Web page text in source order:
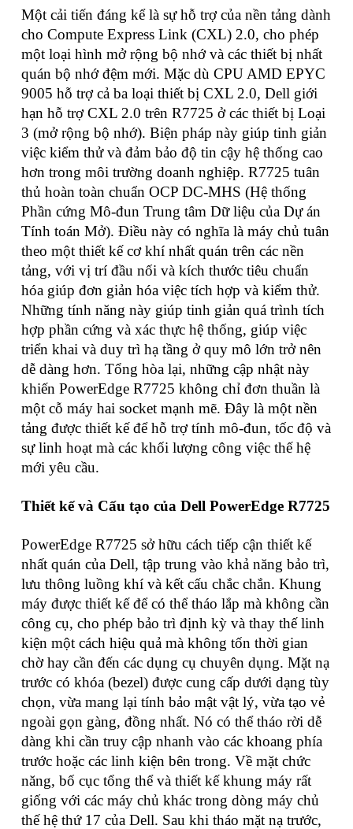
Một cải tiến đáng kể là sự hỗ trợ của nền tảng dành
cho Compute Express Link (CXL) 2.0, cho phép
một loại hình mở rộng bộ nhớ và các thiết bị nhất
quán bộ nhớ đệm mới. Mặc dù CPU AMD EPYC
9005 hỗ trợ cả ba loại thiết bị CXL 2.0, Dell giới
hạn hỗ trợ CXL 2.0 trên R7725 ở các thiết bị Loại
3 (mở rộng bộ nhớ). Biện pháp này giúp tinh giản
việc kiểm thử và đảm bảo độ tin cậy hệ thống cao
hơn trong môi trường doanh nghiệp. R7725 tuân
thủ hoàn toàn chuẩn OCP DC-MHS (Hệ thống
Phần cứng Mô-đun Trung tâm Dữ liệu của Dự án
Tính toán Mở). Điều này có nghĩa là máy chủ tuân
theo một thiết kế cơ khí nhất quán trên các nền
tảng, với vị trí đầu nối và kích thước tiêu chuẩn
hóa giúp đơn giản hóa việc tích hợp và kiểm thử.
Những tính năng này giúp tinh giản quá trình tích
hợp phần cứng và xác thực hệ thống, giúp việc
triển khai và duy trì hạ tầng ở quy mô lớn trở nên
dễ dàng hơn. Tổng hòa lại, những cập nhật này
khiến PowerEdge R7725 không chỉ đơn thuần là
một cỗ máy hai socket mạnh mẽ. Đây là một nền
tảng được thiết kế để hỗ trợ tính mô-đun, tốc độ và
sự linh hoạt mà các khối lượng công việc thế hệ
mới yêu cầu.
Thiết kế và Cấu tạo của Dell PowerEdge R7725
PowerEdge R7725 sở hữu cách tiếp cận thiết kế
nhất quán của Dell, tập trung vào khả năng bảo trì,
lưu thông luồng khí và kết cấu chắc chắn. Khung
máy được thiết kế để có thể tháo lắp mà không cần
công cụ, cho phép bảo trì định kỳ và thay thế linh
kiện một cách hiệu quả mà không tốn thời gian
chờ hay cần đến các dụng cụ chuyên dụng. Mặt nạ
trước có khóa (bezel) được cung cấp dưới dạng tùy
chọn, vừa mang lại tính bảo mật vật lý, vừa tạo vẻ
ngoài gọn gàng, đồng nhất. Nó có thể tháo rời dễ
dàng khi cần truy cập nhanh vào các khoang phía
trước hoặc các linh kiện bên trong. Về mặt chức
năng, bố cục tổng thể và thiết kế khung máy rất
giống với các máy chủ khác trong dòng máy chủ
thế hệ thứ 17 của Dell. Sau khi tháo mặt nạ trước,